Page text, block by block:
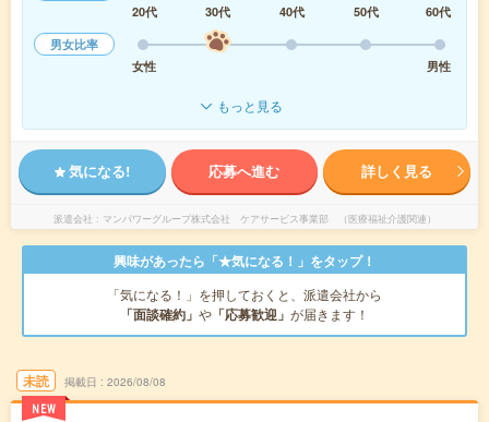
20代
30代 40代 50代
60代
男女比率
女性
男性
もっと見る
気になる! 応募へ進む 詳しく見る
派遣会社 マンパワーグループ株式会社 ケアサービス事業部 （医療福祉介護関連）
興味があったら「★気になる！」をタップ！
「気になる！」を押しておくと、派遣会社から
「面談確約」 や 「応募歓迎」 が届きます！
未読
NEW
掲載日 2026/08/08